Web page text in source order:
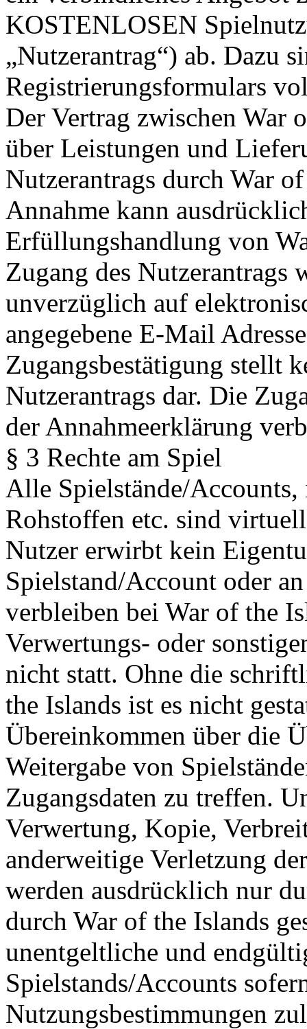
KOSTENLOSEN
„Nutzerantrag“) ab. Dazu
Registrierungsformulars
Der Vertrag zwischen War
über Leistungen und
Nutzerantrags durch War
Annahme kann
Erfüllungshandlung von
Zugang des Nutzerantrags
unverzüglich auf
angegebene E-Mail
Zugangsbestätigung stellt
Nutzerantrags dar. Die
der Annahmeerklärung
§ 3 Rechte am Spiel
Alle Spielstände/
Rohstoffen etc. sind
Nutzer erwirbt kein
Spielstand/Account oder
verbleiben bei War of the
Verwertungs- oder
nicht statt. Ohne die
the Islands ist es nicht
Übereinkommen über die
Weitergabe von
Zugangsdaten zu treffen.
Verwertung, Kopie,
anderweitige Verletzung
werden ausdrücklich nur
durch War of the Islands
unentgeltliche und
Spielstands/Accounts
Nutzungsbestimmungen